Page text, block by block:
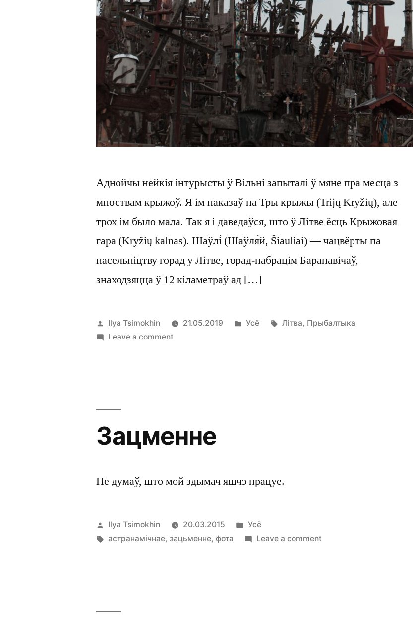
Аднойчы нейкія інтурысты ў Вільні запыталі ў мяне пра месца з
мноствам крыжоў. Я ім паказаў на Тры крыжы (Trijų Kryžių), але
трох ім было мала. Так я і даведаўся, што ў Літве ёсць Крыжовая
гара (Kryžių kalnas). Шаўлі́ (Шаўля́й, Šiauliai) — чацвёрты па
насельніцтву горад у Літве, горад-пабрацім Баранавічаў,
знаходзяцца ў 12 кіламетраў ад […]
Posted
by
Ilya Tsimokhin 21.05.2019
Posted
Усё Tags:
Літва, Прыбалтыка
Leave a comment
Зацменне
Не думаў, што мой здымач яшчэ працуе.
Posted
by
Ilya Tsimokhin 20.03.2015
Posted
in
Усё
Tags:
астранамічнае,зацьменне,фота Leave a comment